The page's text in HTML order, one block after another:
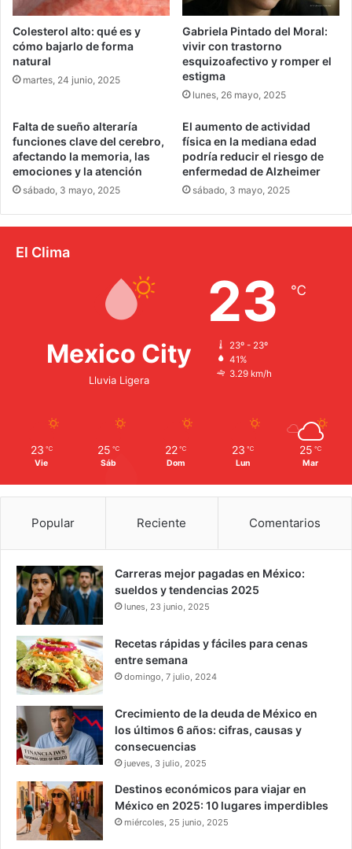
Colesterol alto: qué es y
cómo bajarlo de forma
natural
martes, 24 junio, 2025
Gabriela Pintado del Moral:
vivir con trastorno
esquizoafectivo y romper el
estigma
lunes, 26 mayo, 2025
Falta de sueño alteraría
funciones clave del cerebro,
afectando la memoria, las
emociones y la atención
sábado, 3 mayo, 2025
El aumento de actividad
física en la mediana edad
podría reducir el riesgo de
enfermedad de Alzheimer
sábado, 3 mayo, 2025
El Clima
Mexico City
Lluvia Ligera
23 ℃
23º - 23º
41%
3.29 km/h
23 ℃
Vie
25 ℃
Sáb
22 ℃
Dom
23 ℃
Lun
25 ℃
Mar
Popular Reciente Comentarios
Carreras mejor pagadas en México:
sueldos y tendencias 2025
lunes, 23 junio, 2025
Recetas rápidas y fáciles para cenas
entre semana
domingo, 7 julio, 2024
Crecimiento de la deuda de México en
los últimos 6 años: cifras, causas y
consecuencias
jueves, 3 julio, 2025
Destinos económicos para viajar en
México en 2025: 10 lugares imperdibles
miércoles, 25 junio, 2025